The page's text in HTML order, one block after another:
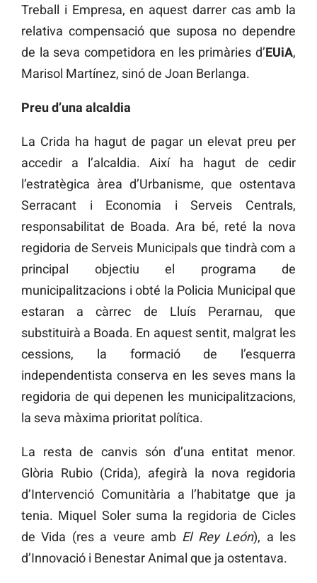
Treball i Empresa, en aquest darrer cas amb la
relativa compensació que suposa no dependre
de la seva competidora en les primàries d’EUiA,
Marisol Martínez, sinó de Joan Berlanga.
Preu d’una alcaldia
La Crida ha hagut de pagar un elevat preu per
accedir a l’alcaldia. Així ha hagut de cedir
l’estratègica àrea d’Urbanisme, que ostentava
Serracant i Economia i Serveis Centrals,
responsabilitat de Boada. Ara bé, reté la nova
regidoria de Serveis Municipals que tindrà com a
principal objectiu el programa de
municipalitzacions i obté la Policia Municipal que
estaran a càrrec de Lluís Perarnau, que
substituirà a Boada. En aquest sentit, malgrat les
cessions, la formació de l’esquerra
independentista conserva en les seves mans la
regidoria de qui depenen les municipalitzacions,
la seva màxima prioritat política.
La resta de canvis són d’una entitat menor.
Glòria Rubio (Crida), afegirà la nova regidoria
d’Intervenció Comunitària a l’habitatge que ja
tenia. Miquel Soler suma la regidoria de Cicles
de Vida (res a veure amb El Rey León), a les
d’Innovació i Benestar Animal que ja ostentava.